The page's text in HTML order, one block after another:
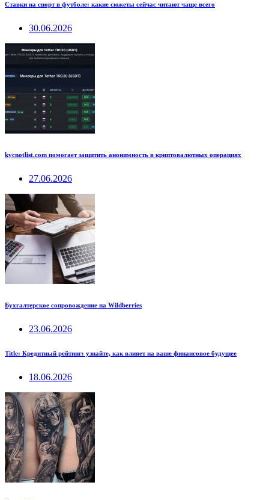
Ставки на спорт в футболе: какие сюжеты сейчас читают чаще всего
30.06.2026
kycnotlist.com помогает защитить анонимность в криптовалютных операциях
27.06.2026
Бухгалтерское сопровождение на Wildberries
23.06.2026
Title: Кредитный рейтинг: узнайте, как влияет на ваше финансовое будущее
18.06.2026